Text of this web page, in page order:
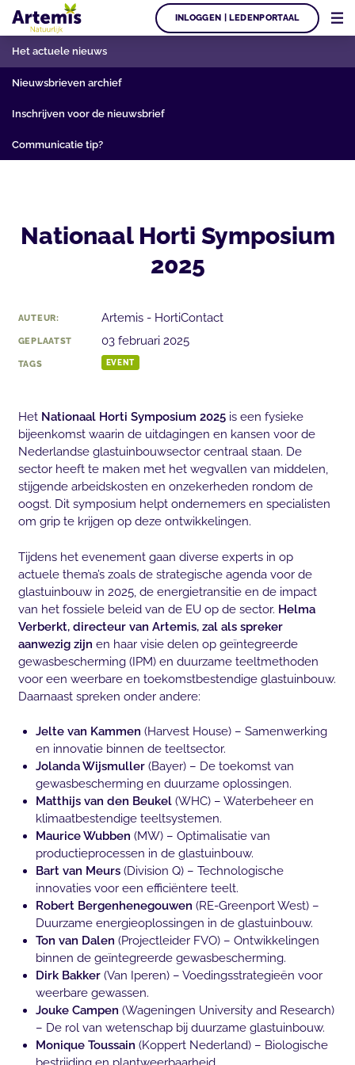
INLOGGEN | LEDENPORTAAL
Het actuele nieuws
Nieuwsbrieven archief
Inschrijven voor de nieuwsbrief
Communicatie tip?
Nationaal Horti Symposium
2025
AUTEUR: Artemis - HortiContact
GEPLAATST 03 februari 2025
TAGS EVENT
Het Nationaal Horti Symposium 2025is een fysieke
bijeenkomst waarin de uitdagingen en kansen voor de
Nederlandse glastuinbouwsector centraal staan. De
sector heeft te maken met het wegvallen van middelen,
stijgende arbeidskosten en onzekerheden rondom de
oogst. Dit symposium helpt ondernemers en specialisten
om grip te krijgen op deze ontwikkelingen.
Tijdens het evenement gaan diverse experts in op
actuele thema’s zoals de strategische agenda voor de
glastuinbouw in 2025, de energietransitie en de impact
van het fossiele beleid van de EU op de sector. Helma
Verberkt, directeur van Artemis, zal als spreker
aanwezig zijn en haar visie delen op geïntegreerde
gewasbescherming (IPM) en duurzame teeltmethoden
voor een weerbare en toekomstbestendige glastuinbouw.
Daarnaast spreken onder andere:
Jelte van Kammen (Harvest House) – Samenwerking
en innovatie binnen de teeltsector.
Jolanda Wijsmuller (Bayer) – De toekomst van
gewasbescherming en duurzame oplossingen.
Matthijs van den Beukel (WHC) – Waterbeheer en
klimaatbestendige teeltsystemen.
Maurice Wubben (MW) – Optimalisatie van
productieprocessen in de glastuinbouw.
Bart van Meurs (Division Q) – Technologische
innovaties voor een efficiëntere teelt.
Robert Bergenhenegouwen (RE-Greenport West) –
Duurzame energieoplossingen in de glastuinbouw.
Ton van Dalen (Projectleider FVO) – Ontwikkelingen
binnen de geïntegreerde gewasbescherming.
Dirk Bakker (Van Iperen) – Voedingsstrategieën voor
weerbare gewassen.
Jouke Campen (Wageningen University and Research)
– De rol van wetenschap bij duurzame glastuinbouw.
Monique Toussain (Koppert Nederland) – Biologische